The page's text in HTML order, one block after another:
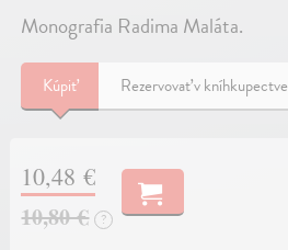
Monografia Radima Maláta.
Kúpiť Rezervovať v kníhkupectve
10,48 €
10,80 €
?